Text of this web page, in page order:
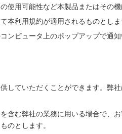
使用可能性など本製品またはその
本利用規約が適用されるものとしま
ンピュータ上のポップアップで通
していただくことができます。
含む弊社の業務に用いる場合で
のとします。